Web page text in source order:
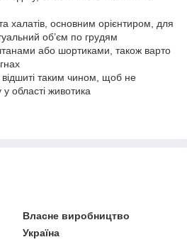
халатів, основним орієнтиром, для
об’єм по грудям
або шортиками, також варто
відшиті таким чином, щоб не
області животика
Власне виробництво
Україна